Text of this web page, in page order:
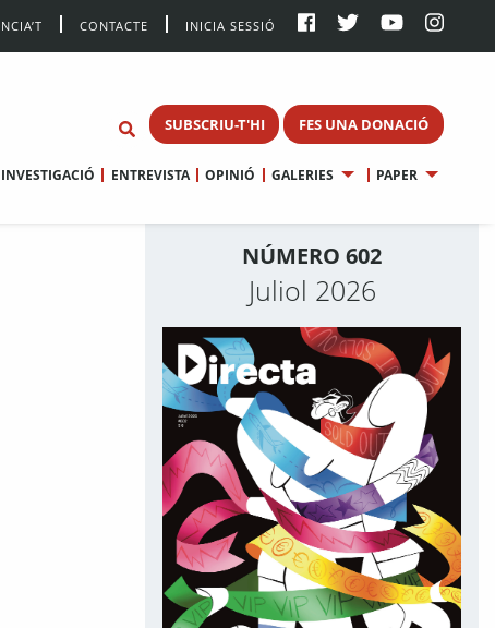
CONTACTE INICIA SESSIÓ
SUBSCRIU-T'HI FES UNA DONACIÓ
INVESTIGACIÓ ENTREVISTA OPINIÓ GALERIES PAPER
NÚMERO 602
Juliol 2026